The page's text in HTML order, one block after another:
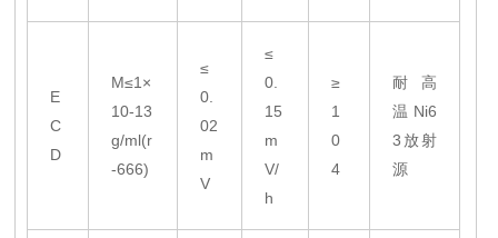
E
C
D
M≤1×
10-13
g/ml(r
-666)
≤
0.
02
m
V
≤
0.
15
m
V/
h
≥
1
0
4
耐高
温Ni6
3放射
源